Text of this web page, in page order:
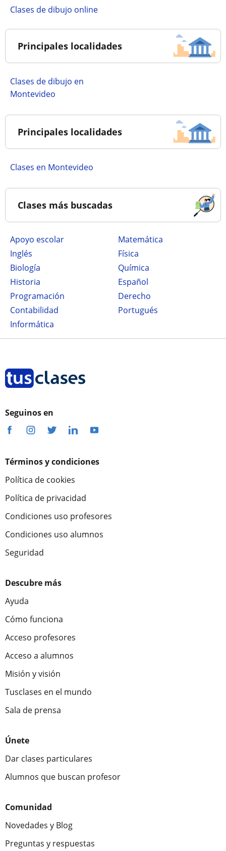
Clases de dibujo online
Principales localidades
Clases de dibujo en
Montevideo
Principales localidades
Clases en Montevideo
Clases más buscadas
Apoyo escolar
Matemática
Inglés
Física
Biología
Química
Historia
Español
Programación
Derecho
Contabilidad
Portugués
Informática
Seguinos en
Términos y condiciones
Política de cookies
Política de privacidad
Condiciones uso profesores
Condiciones uso alumnos
Seguridad
Descubre más
Ayuda
Cómo funciona
Acceso profesores
Acceso a alumnos
Misión y visión
Tusclases en el mundo
Sala de prensa
Únete
Dar clases particulares
Alumnos que buscan profesor
Comunidad
Novedades y Blog
Preguntas y respuestas